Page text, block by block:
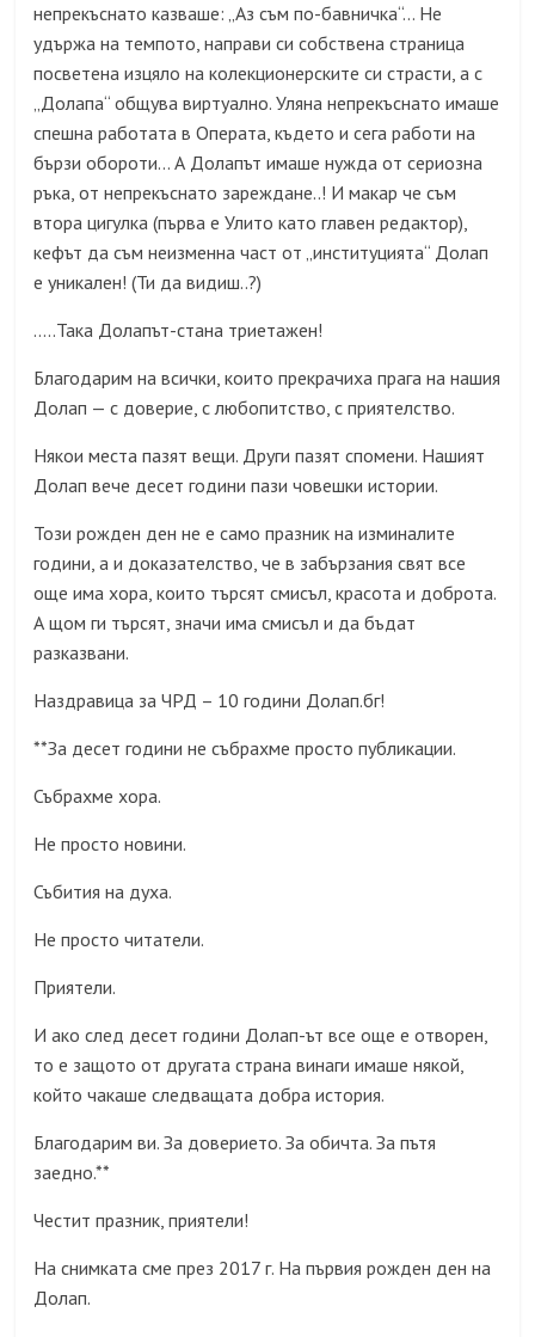
непрекъснато казваше: „Аз съм по-бавничка“… Не
удържа на темпото, направи си собствена страница
посветена изцяло на колекционерските си страсти, а с
„Долапа“ общува виртуално. Уляна непрекъснато имаше
спешна работата в Операта, където и сега работи на
бързи обороти… А Долапът имаше нужда от сериозна
ръка, от непрекъснато зареждане..! И макар че съм
втора цигулка (първа е Улито като главен редактор),
кефът да съм неизменна част от „институцията“ Долап
е уникален! (Ти да видиш..?)
…..Така Долапът-стана триетажен!
Благодарим на всички, които прекрачиха прага на нашия
Долап — с доверие, с любопитство, с приятелство.
Някои места пазят вещи. Други пазят спомени. Нашият
Долап вече десет години пази човешки истории.
Този рожден ден не е само празник на изминалите
години, а и доказателство, че в забързания свят все
още има хора, които търсят смисъл, красота и доброта.
А щом ги търсят, значи има смисъл и да бъдат
разказвани.
Наздравица за ЧРД – 10 години Долап.бг!
**За десет години не събрахме просто публикации.
Събрахме хора.
Не просто новини.
Събития на духа.
Не просто читатели.
Приятели.
И ако след десет години Долап-ът все още е отворен,
то е защото от другата страна винаги имаше някой,
който чакаше следващата добра история.
Благодарим ви. За доверието. За обичта. За пътя
заедно.**
Честит празник, приятели!
На снимката сме през 2017 г. На първия рожден ден на
Долап.